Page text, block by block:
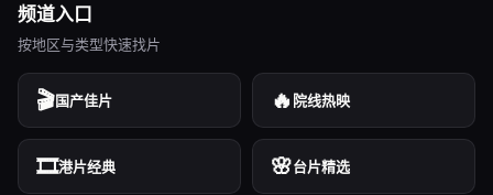
频道入口
按地区与类型快速找片
🎬国产佳片 🔥 院线热映
🎞️港片经典 🌸台片精选